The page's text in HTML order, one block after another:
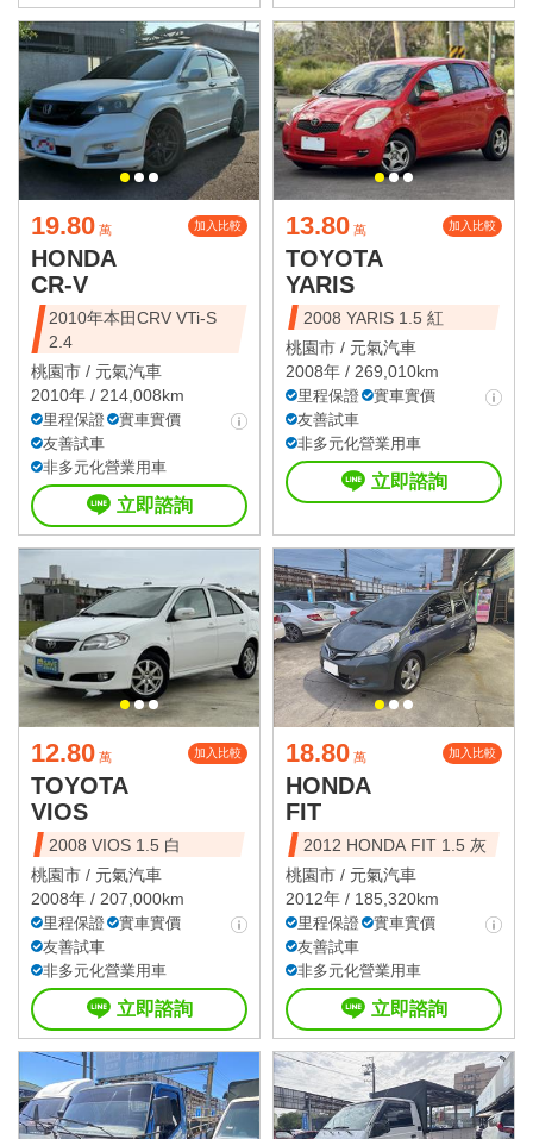
19.80 萬 加入比較
HONDA
CR-V
2010年本田CRV VTi-S
2.4
桃園市 / 元氣汽車
2010年 / 214,008km
里程保證
實車實價
友善試車
非多元化營業用車
立即諮詢
13.80 萬 加入比較
TOYOTA
YARIS
2008 YARIS 1.5 紅
桃園市 / 元氣汽車
2008年 / 269,010km
里程保證
實車實價
友善試車
非多元化營業用車
立即諮詢
12.80 萬 加入比較
TOYOTA
VIOS
2008 VIOS 1.5 白
桃園市 / 元氣汽車
2008年 / 207,000km
里程保證
實車實價
友善試車
非多元化營業用車
立即諮詢
18.80 萬 加入比較
HONDA
FIT
2012 HONDA FIT 1.5 灰
桃園市 / 元氣汽車
2012年 / 185,320km
里程保證
實車實價
友善試車
非多元化營業用車
立即諮詢